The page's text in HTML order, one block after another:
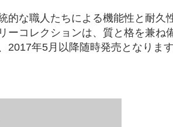
的な職人たちによる機能性と耐久
ーコレクションは、質と格を兼ね
2017年5月以降随時発売となりま